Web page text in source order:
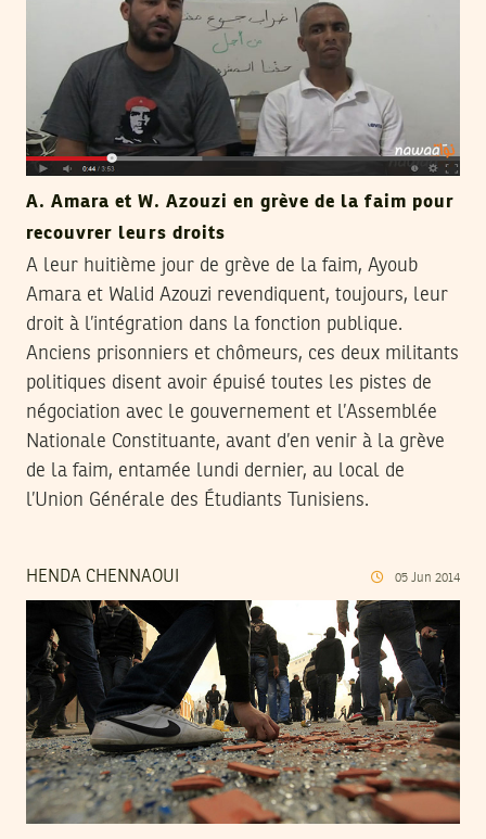
A. Amara et W. Azouzi en grève de la faim pour
recouvrer leurs droits
A leur huitième jour de grève de la faim, Ayoub
Amara et Walid Azouzi revendiquent, toujours, leur
droit à l’intégration dans la fonction publique.
Anciens prisonniers et chômeurs, ces deux militants
politiques disent avoir épuisé toutes les pistes de
négociation avec le gouvernement et l’Assemblée
Nationale Constituante, avant d’en venir à la grève
de la faim, entamée lundi dernier, au local de
l’Union Générale des Étudiants Tunisiens.
HENDA CHENNAOUI 05 Jun 2014